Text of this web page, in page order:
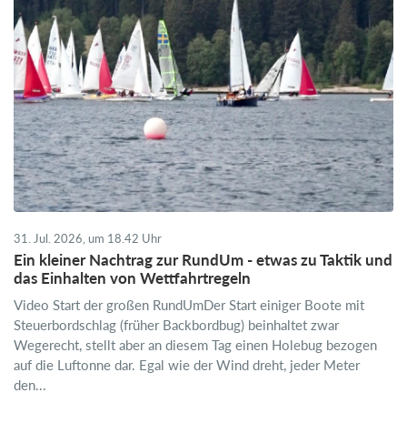
31. Jul. 2026, um 18.42 Uhr
Ein kleiner Nachtrag zur RundUm - etwas zu Taktik und
das Einhalten von Wettfahrtregeln
Video Start der großen RundUmDer Start einiger Boote mit
Steuerbordschlag (früher Backbordbug) beinhaltet zwar
Wegerecht, stellt aber an diesem Tag einen Holebug bezogen
auf die Luftonne dar. Egal wie der Wind dreht, jeder Meter
den...